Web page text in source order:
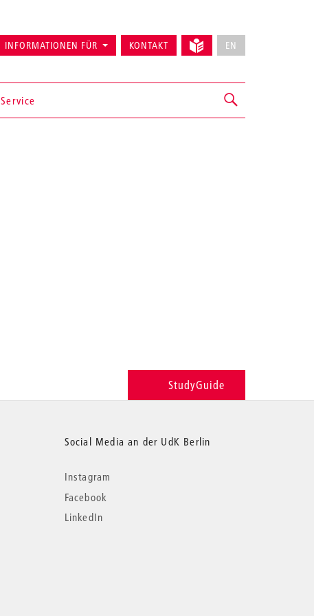
Service
INFORMATIONEN FÜR KONTAKT EN
StudyGuide
Social Media an der UdK Berlin
Instagram
Facebook
LinkedIn